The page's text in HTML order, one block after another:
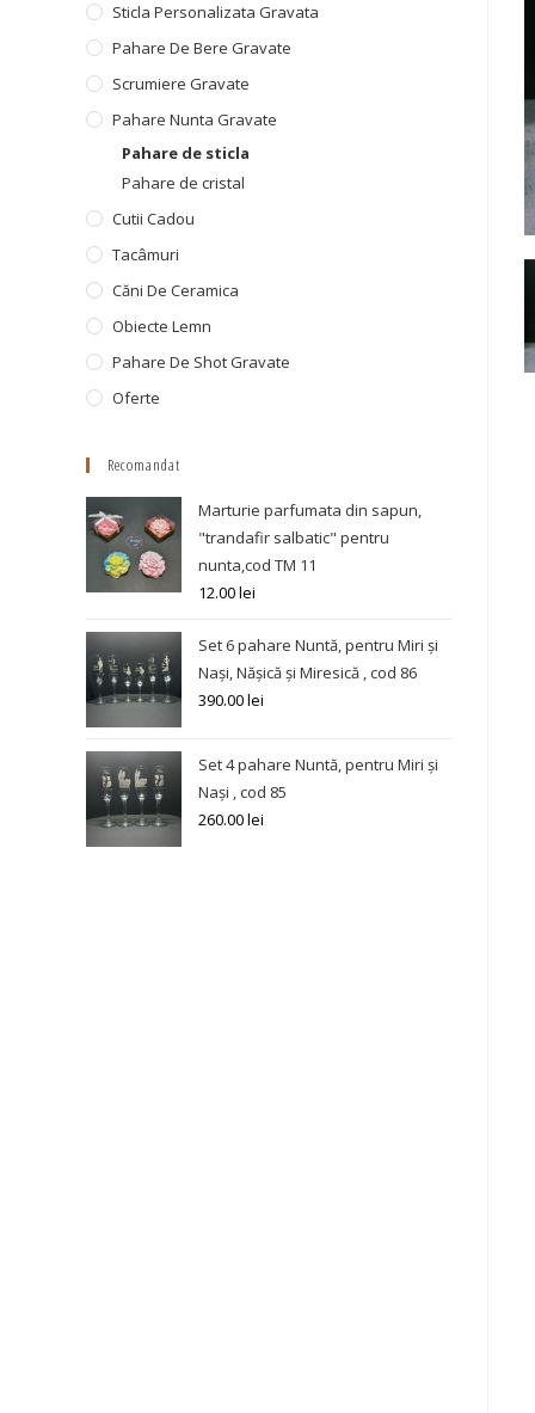
Sticla Personalizata Gravata
Pahare De Bere Gravate
Scrumiere Gravate
Pahare Nunta Gravate
Pahare de sticla
Pahare de cristal
Cutii Cadou
Tacâmuri
Căni De Ceramica
Obiecte Lemn
Pahare De Shot Gravate
Oferte
Recomandat
Marturie parfumata din sapun,
"trandafir salbatic" pentru
nunta,cod TM 11
12.00lei
Set 6 pahare Nuntă, pentru Miri și
Nași, Nășică și Miresică , cod 86
390.00lei
Set 4 pahare Nuntă, pentru Miri și
Nași , cod 85
260.00lei